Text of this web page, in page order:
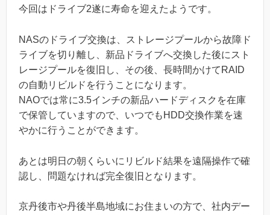
今回はドライブ2遂に寿命を迎えたようです。
NASのドライブ交換は、ストレージプールから故障ド
ライブを切り離し、新品ドライブへ交換した後にスト
レージプールを復旧し、その後、長時間かけてRAID
の自動リビルドを行うことになります。
NAOでは常に3.5インチの新品ハードディスクを在庫
で保管していますので、いつでもHDD交換作業を速
やかに行うことができます。
あとは明日の朝くらいにリビルド結果を遠隔操作で確
認し、問題なければ完全復旧となります。
京丹後市や丹後半島地域にお住まいの方で、社内デー